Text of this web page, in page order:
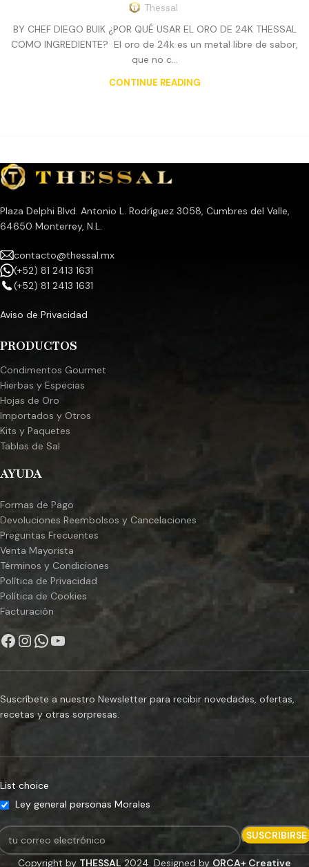
Thessal
BY CHEF DIEGO BUIK ¿POR QUÉ USAR EL ORO DE 24K THESSAL
COMO INGREDIENTE? El oro de 24k es un metal libre de sabor,
que no c...
CONTINUE READING
Plaza Delphi Blvd. Antonio L. Rodríguez 3058, Cumbres del Valle,
64650 Monterrey, N.L.
contacto@thessal.mx
(+52) 81 2413 1631
(+52) 81 2413 1631
Aviso de Privacidad
PRODUCTOS
Condimentos Gourmet
Hierbas y Especias
Hojas de Oro
Importados y Otros
Kits y Paquetes
Tablas de Sal
AYUDA
Formas de Pago
Devoluciones Reembolsos y Cancelaciones
Preguntas Frecuentes
Venta Mayorista
Términos y Condiciones
Política de Privacidad
Política de Cookies
Facturación
Suscríbete a nuestro Newsletter para recibir novedades, ofertas,
recetas y otras sorpresas.
List choice
Ley general personas Morales
Copyright by THESSAL 2024. Designed by ORCA+ Creative